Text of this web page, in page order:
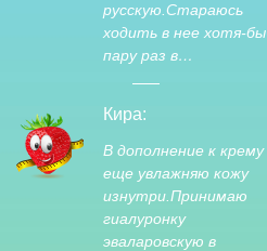
русскую.Стараюсь
ходить в нее хотя-бы
пару раз в…
Кира:
В дополнение к крему
еще увлажняю кожу
изнутри.Принимаю
гиалуронку
эваларовскую в